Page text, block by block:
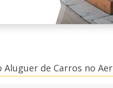
de Carros no